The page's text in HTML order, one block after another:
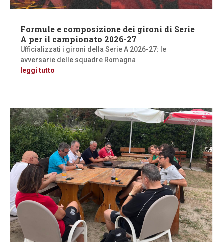
Formule e composizione dei gironi di Serie
A per il campionato 2026-27
Ufficializzati i gironi della Serie A 2026-27: le
avversarie delle squadre Romagna
leggi tutto